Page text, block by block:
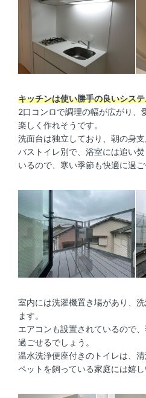
キッチンは使い勝手の良いシス
2口コンロで調理の幅が広がり、
楽しく作れそうです。
洗面台は独立しており、朝の身支
バストイレ別で、浴室には追い
いるので、寒い季節も快適に過ご
室内には洗濯機置き場があり、
ます。
エアコンも設置されているので
過ごせるでしょう。
温水洗浄便座付きのトイレは、清
ペットを飼っている家庭には嬉し